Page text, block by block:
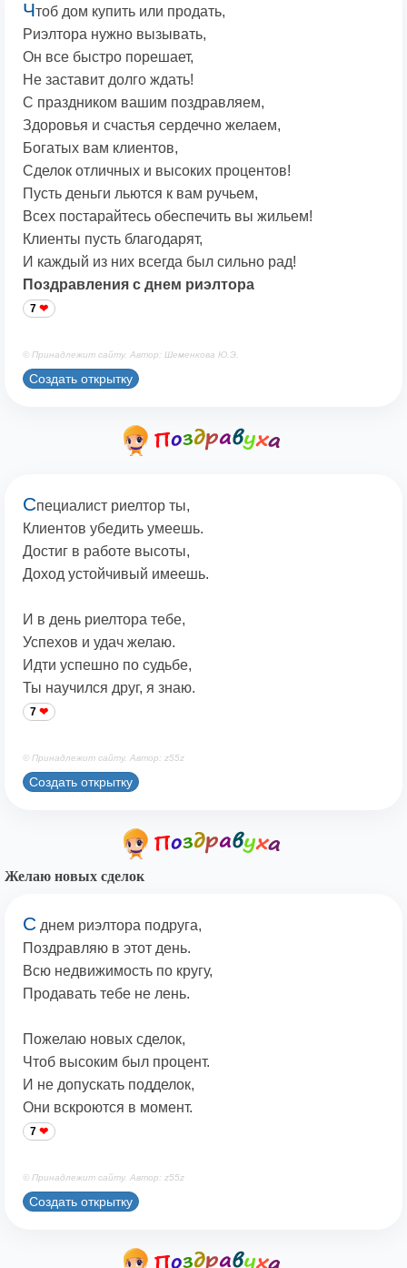
Чтоб дом купить или продать,
Риэлтора нужно вызывать,
Он все быстро порешает,
Не заставит долго ждать!
С праздником вашим поздравляем,
Здоровья и счастья сердечно желаем,
Богатых вам клиентов,
Сделок отличных и высоких процентов!
Пусть деньги льются к вам ручьем,
Всех постарайтесь обеспечить вы жильем!
Клиенты пусть благодарят,
И каждый из них всегда был сильно рад!
Поздравления с днем риэлтора
7
© Принадлежит сайту. Автор: Шеменкова Ю.Э.
Создать открытку
Специалист риелтор ты,
Клиентов убедить умеешь.
Достиг в работе высоты,
Доход устойчивый имеешь.
И в день риелтора тебе,
Успехов и удач желаю.
Идти успешно по судьбе,
Ты научился друг, я знаю.
7
© Принадлежит сайту. Автор: z55z
Создать открытку
Желаю новых сделок
С днем риэлтора подруга,
Поздравляю в этот день.
Всю недвижимость по кругу,
Продавать тебе не лень.
Пожелаю новых сделок,
Чтоб высоким был процент.
И не допускать подделок,
Они вскроются в момент.
7
© Принадлежит сайту. Автор: z55z
Создать открытку